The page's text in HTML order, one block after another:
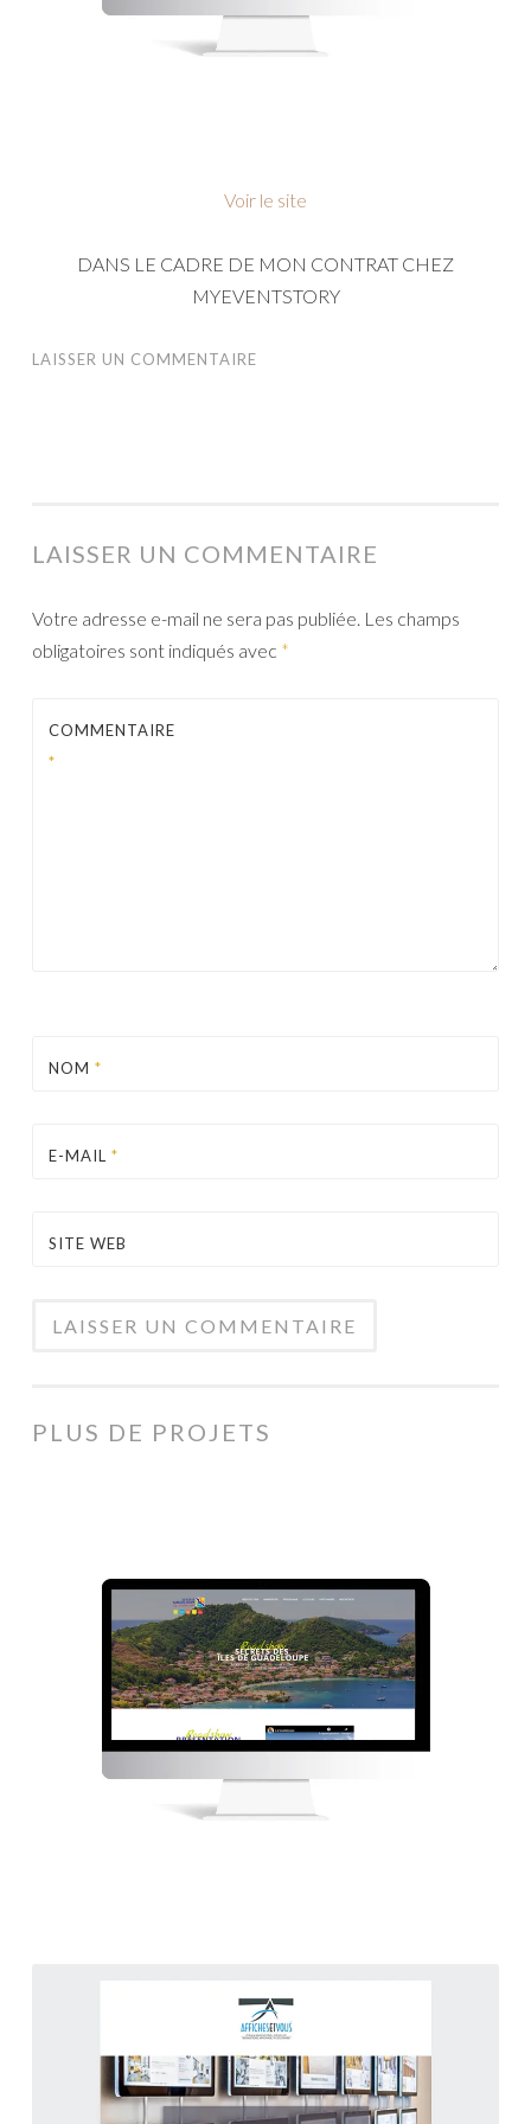
Voir le site
DANS LE CADRE DE MON CONTRAT CHEZ
MYEVENTSTORY
LAISSER UN COMMENTAIRE
LAISSER UN COMMENTAIRE
Votre adresse e-mail ne sera pas publiée. Les champs
obligatoires sont indiqués avec *
COMMENTAIRE
*
NOM *
E-MAIL *
SITE WEB
PLUS DE PROJETS
Novembre